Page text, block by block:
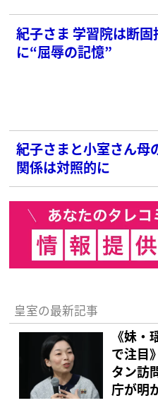
紀子さま 学習院は断
に“屈辱の記憶”
紀子さまと小室さん
関係は対照的に
皇室の最新記事
《妹
で注目
タン訪
庁が明